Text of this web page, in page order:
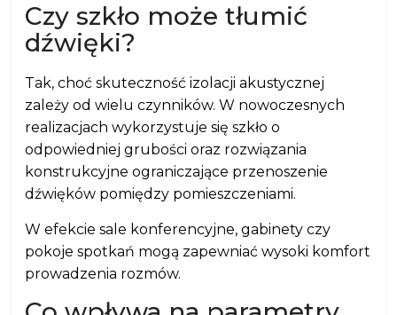
Czy szkło może tłumić
dźwięki?
Tak, choć skuteczność izolacji akustycznej
zależy od wielu czynników. W nowoczesnych
realizacjach wykorzystuje się szkło o
odpowiedniej grubości oraz rozwiązania
konstrukcyjne ograniczające przenoszenie
dźwięków pomiędzy pomieszczeniami.
W efekcie sale konferencyjne, gabinety czy
pokoje spotkań mogą zapewniać wysoki komfort
prowadzenia rozmów.